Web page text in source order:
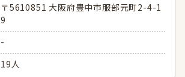
〒5610851 大阪府豊中市服部元町2-4-1
9
-
19人